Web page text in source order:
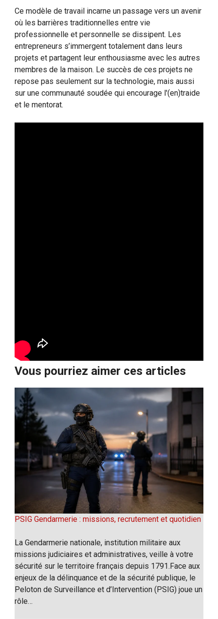
Ce modèle de travail incarne un passage vers un avenir
où les barrières traditionnelles entre vie
professionnelle et personnelle se dissipent. Les
entrepreneurs s’immergent totalement dans leurs
projets et partagent leur enthousiasme avec les autres
membres de la maison. Le succès de ces projets ne
repose pas seulement sur la technologie, mais aussi
sur une communauté soudée qui encourage l'(en)traide
et le mentorat.
Vous pourriez aimer ces articles
PSIG Gendarmerie : missions, recrutement et quotidien
La Gendarmerie nationale, institution militaire aux
missions judiciaires et administratives, veille à votre
sécurité sur le territoire français depuis 1791.Face aux
enjeux de la délinquance et de la sécurité publique, le
Peloton de Surveillance et d’Intervention (PSIG) joue un
rôle…